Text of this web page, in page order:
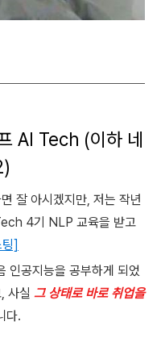
AI Tech (이하 네
잘 아시겠지만, 저는 작년
4기 NLP 교육을 받고
]
인공지능을 공부하게 되었
사실 그 상태로 바로 취업을
다.